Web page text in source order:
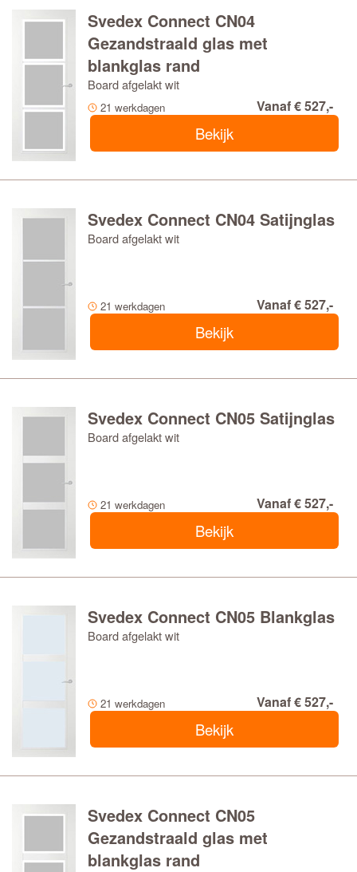
Svedex Connect CN04
Gezandstraald glas met
blankglas rand
Board afgelakt wit
21 werkdagen Vanaf € 527,-
Bekijk
Svedex Connect CN04 Satijnglas
Board afgelakt wit
21 werkdagen Vanaf € 527,-
Bekijk
Svedex Connect CN05 Satijnglas
Board afgelakt wit
21 werkdagen Vanaf € 527,-
Bekijk
Svedex Connect CN05 Blankglas
Board afgelakt wit
21 werkdagen Vanaf € 527,-
Bekijk
Svedex Connect CN05
Gezandstraald glas met
blankglas rand